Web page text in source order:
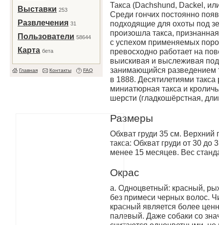
Выставки 253
Развлечения 31
Пользователи 58644
Карта бета
Главная Контакты FAQ
Такса (Dachshund, Dackel,
Среди гончих постоянно
подходящие для охоты под
произошла такса,
с успехом применяемых
превосходно работает на
выискивая и выслеживая
занимающийся разведением
в 1888. Десятилетиями такса
миниатюрная такса и
шерсти (гладкошёрстная,
Размеры
Обхват груди 35 см. Верхний
такса: Обхват груди от 30
менее 15 месяцев. Вес
Окрас
a. Одноцветный: красный,
без примеси черных волос.
красный является более
палевый. Даже собаки со